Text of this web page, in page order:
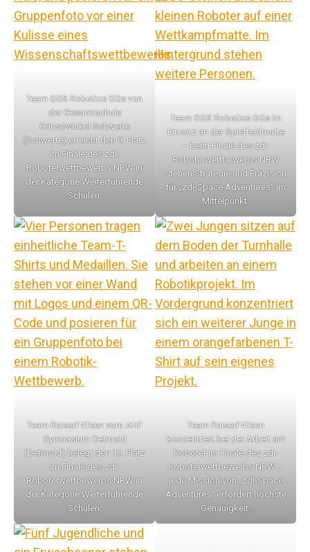
Team GGS Robotics OGs von
der Gesamtschule
Gänsewinkel Schwerte
(Schwerte) erreicht den 9. Platz
im Finale des zdi-
Roboterwettbewerbs NRW in
der Kategorie Weiterführende
Schulen.
Team GGS Robotics OGs im
Einsatz an der Spielfeldmatte
– beim Finale des zdi-
Roboterwettbewerbs NRW
stehen Strategie und Präzision
für „zdi-Space Adventures“ im
Mittelpunkt.
Team RaiserF4Teen vom AHF
Gymnasium Detmold
(Detmold) belegt den 10. Platz
im Finale des zdi-
Roboterwettbewerbs NRW in
der Kategorie Weiterführende
Schulen.
Team RaiserF4Teen
konzentriert bei der Arbeit am
Roboter im Finale des zdi-
Roboterwettbewerbs NRW –
jede Mission von „zdi-Space
Adventures“ erfordert höchste
Genauigkeit.